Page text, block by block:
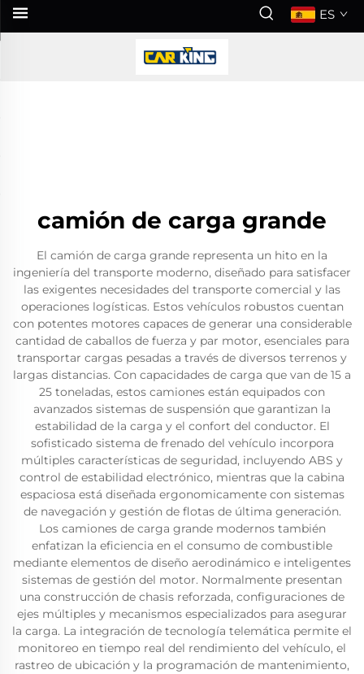
ES
camión de carga grande
El camión de carga grande representa un hito en la
ingeniería del transporte moderno, diseñado para satisfacer
las exigentes necesidades del transporte comercial y las
operaciones logísticas. Estos vehículos robustos cuentan
con potentes motores capaces de generar una considerable
cantidad de caballos de fuerza y par motor, esenciales para
transportar cargas pesadas a través de diversos terrenos y
largas distancias. Con capacidades de carga que van de 15 a
25 toneladas, estos camiones están equipados con
avanzados sistemas de suspensión que garantizan la
estabilidad de la carga y el confort del conductor. El
sofisticado sistema de frenado del vehículo incorpora
múltiples características de seguridad, incluyendo ABS y
control de estabilidad electrónico, mientras que la cabina
espaciosa está diseñada ergonomicamente con sistemas
de navegación y gestión de flotas de última generación.
Los camiones de carga grande modernos también
enfatizan la eficiencia en el consumo de combustible
mediante elementos de diseño aerodinámico e inteligentes
sistemas de gestión del motor. Normalmente presentan
una construcción de chasis reforzada, configuraciones de
ejes múltiples y mecanismos especializados para asegurar
la carga. La integración de tecnología telemática permite el
monitoreo en tiempo real del rendimiento del vehículo, el
rastreo de ubicación y la programación de mantenimiento,